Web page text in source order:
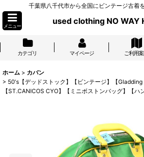
千葉県八千代市から全国にビンテージ古着
メニュー
used clothing NO WAY
カテゴリ マイページ ご利用
ホーム > カバン
> 50's【デッドストック】【ビンテージ】【Gladding
【ST.CANICOS CYO】【ミニボストンバッグ】【ハ